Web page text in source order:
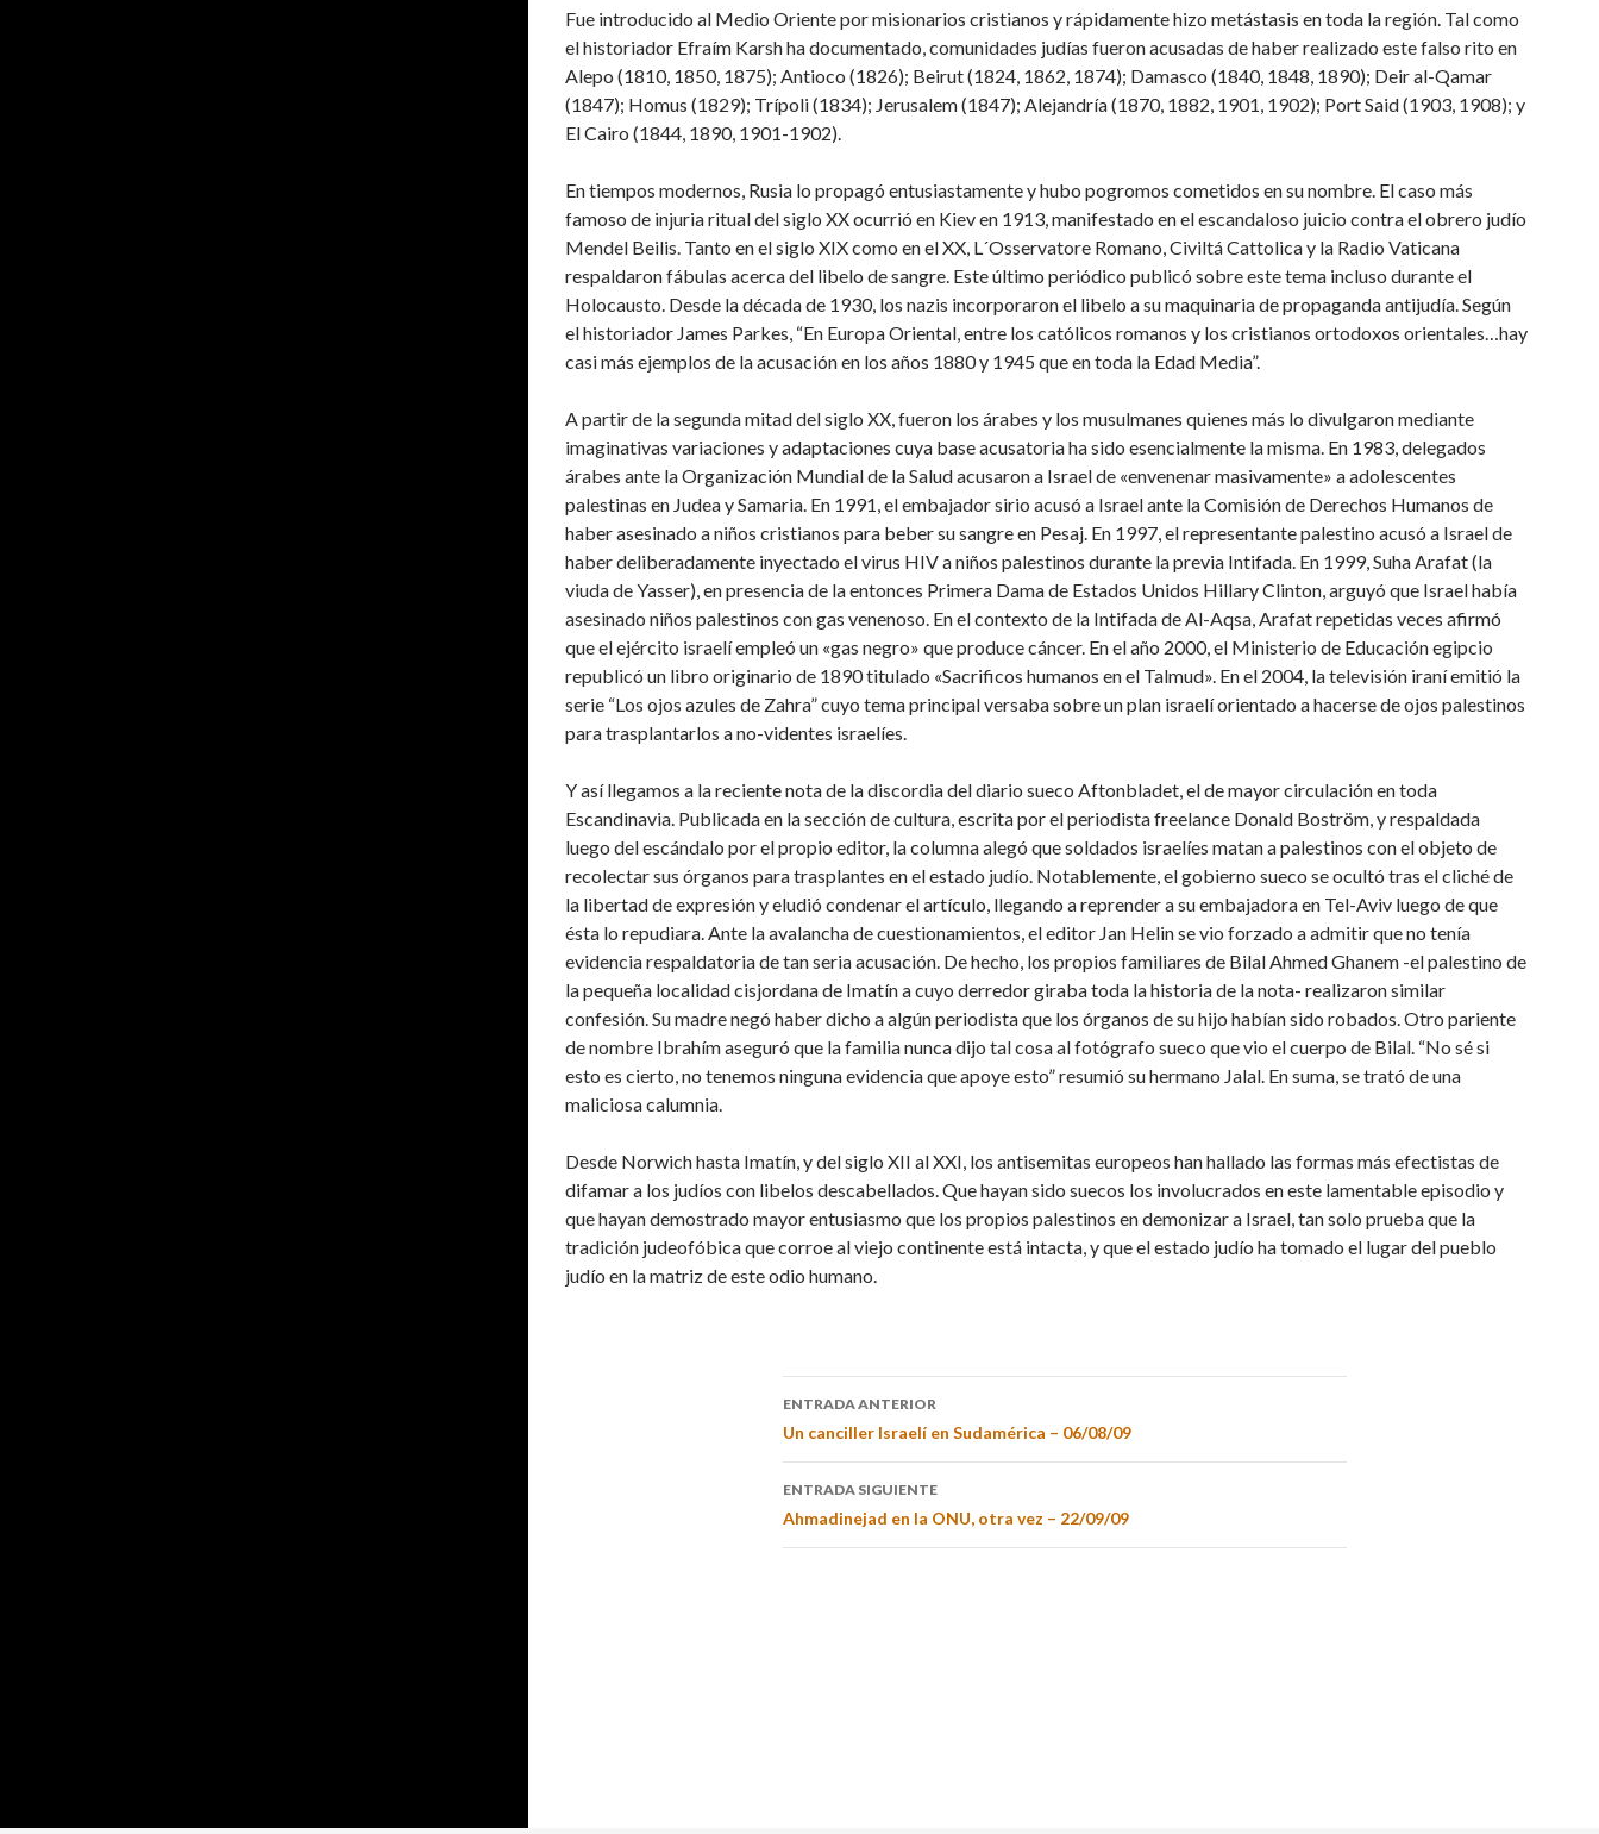
Fue introducido al Medio Oriente por misionarios cristianos y rápidamente hizo metástasis en toda la región. Tal como
el historiador Efraím Karsh ha documentado, comunidades judías fueron acusadas de haber realizado este falso rito en
Alepo (1810, 1850, 1875); Antioco (1826); Beirut (1824, 1862, 1874); Damasco (1840, 1848, 1890); Deir al-Qamar
(1847); Homus (1829); Trípoli (1834); Jerusalem (1847); Alejandría (1870, 1882, 1901, 1902); Port Said (1903, 1908); y
El Cairo (1844, 1890, 1901-1902).
En tiempos modernos, Rusia lo propagó entusiastamente y hubo pogromos cometidos en su nombre. El caso más
famoso de injuria ritual del siglo XX ocurrió en Kiev en 1913, manifestado en el escandaloso juicio contra el obrero judío
Mendel Beilis. Tanto en el siglo XIX como en el XX, L´Osservatore Romano, Civiltá Cattolica y la Radio Vaticana
respaldaron fábulas acerca del libelo de sangre. Este último periódico publicó sobre este tema incluso durante el
Holocausto. Desde la década de 1930, los nazis incorporaron el libelo a su maquinaria de propaganda antijudía. Según
el historiador James Parkes, “En Europa Oriental, entre los católicos romanos y los cristianos ortodoxos orientales…hay
casi más ejemplos de la acusación en los años 1880 y 1945 que en toda la Edad Media”.
A partir de la segunda mitad del siglo XX, fueron los árabes y los musulmanes quienes más lo divulgaron mediante
imaginativas variaciones y adaptaciones cuya base acusatoria ha sido esencialmente la misma. En 1983, delegados
árabes ante la Organización Mundial de la Salud acusaron a Israel de «envenenar masivamente» a adolescentes
palestinas en Judea y Samaria. En 1991, el embajador sirio acusó a Israel ante la Comisión de Derechos Humanos de
haber asesinado a niños cristianos para beber su sangre en Pesaj. En 1997, el representante palestino acusó a Israel de
haber deliberadamente inyectado el virus HIV a niños palestinos durante la previa Intifada. En 1999, Suha Arafat (la
viuda de Yasser), en presencia de la entonces Primera Dama de Estados Unidos Hillary Clinton, arguyó que Israel había
asesinado niños palestinos con gas venenoso. En el contexto de la Intifada de Al-Aqsa, Arafat repetidas veces afirmó
que el ejército israelí empleó un «gas negro» que produce cáncer. En el año 2000, el Ministerio de Educación egipcio
republicó un libro originario de 1890 titulado «Sacrificos humanos en el Talmud». En el 2004, la televisión iraní emitió la
serie “Los ojos azules de Zahra” cuyo tema principal versaba sobre un plan israelí orientado a hacerse de ojos palestinos
para trasplantarlos a no-videntes israelíes.
Y así llegamos a la reciente nota de la discordia del diario sueco Aftonbladet, el de mayor circulación en toda
Escandinavia. Publicada en la sección de cultura, escrita por el periodista freelance Donald Boström, y respaldada
luego del escándalo por el propio editor, la columna alegó que soldados israelíes matan a palestinos con el objeto de
recolectar sus órganos para trasplantes en el estado judío. Notablemente, el gobierno sueco se ocultó tras el cliché de
la libertad de expresión y eludió condenar el artículo, llegando a reprender a su embajadora en Tel-Aviv luego de que
ésta lo repudiara. Ante la avalancha de cuestionamientos, el editor Jan Helin se vio forzado a admitir que no tenía
evidencia respaldatoria de tan seria acusación. De hecho, los propios familiares de Bilal Ahmed Ghanem -el palestino de
la pequeña localidad cisjordana de Imatín a cuyo derredor giraba toda la historia de la nota- realizaron similar
confesión. Su madre negó haber dicho a algún periodista que los órganos de su hijo habían sido robados. Otro pariente
de nombre Ibrahím aseguró que la familia nunca dijo tal cosa al fotógrafo sueco que vio el cuerpo de Bilal. “No sé si
esto es cierto, no tenemos ninguna evidencia que apoye esto” resumió su hermano Jalal. En suma, se trató de una
maliciosa calumnia.
Desde Norwich hasta Imatín, y del siglo XII al XXI, los antisemitas europeos han hallado las formas más efectistas de
difamar a los judíos con libelos descabellados. Que hayan sido suecos los involucrados en este lamentable episodio y
que hayan demostrado mayor entusiasmo que los propios palestinos en demonizar a Israel, tan solo prueba que la
tradición judeofóbica que corroe al viejo continente está intacta, y que el estado judío ha tomado el lugar del pueblo
judío en la matriz de este odio humano.
ENTRADA ANTERIOR
Un canciller Israelí en Sudamérica – 06/08/09
ENTRADA SIGUIENTE
Ahmadinejad en la ONU, otra vez – 22/09/09